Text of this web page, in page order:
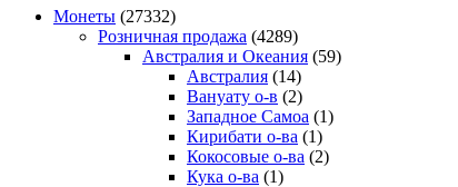
Монеты (27332)
Розничная продажа (4289)
Австралия и Океания (59)
Австралия (14)
Вануату о-в (2)
Западное Самоа (1)
Кирибати о-ва (1)
Кокосовые о-ва (2)
Кука о-ва (1)